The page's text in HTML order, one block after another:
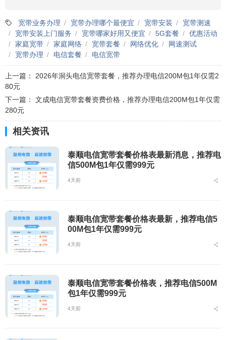
宽带业务办理 宽带办理哪个最便宜 宽带安装
宽带测速
宽带安装上门服务
宽带哪家好用又便宜 5G套餐
优惠活动
家庭宽带
家庭网络 宽带套餐 网络优化
网速测试
宽带办理
电信套餐 电信宽带
上一篇： 2026年洞头电信宽带套餐，推荐办理电信200M包1年仅需2
80元
下一篇： 文成电信宽带套餐资费价格，推荐办理电信200M包1年仅需
280元
相关资讯
泰顺电信宽带套餐价格表最新消息，推荐电
信500M包1年仅需999元
4天前
泰顺电信宽带套餐价格表最新，推荐电信5
00M包1年仅需999元
4天前
泰顺电信宽带套餐价格表，推荐电信500M
包1年仅需999元
4天前